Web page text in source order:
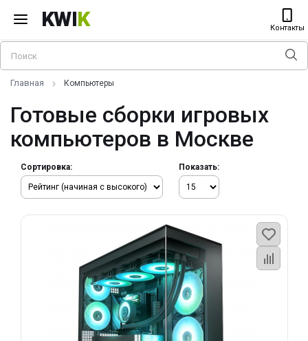
KWIK Контакты
Главная Компьютеры
Готовые сборки игровых
компьютеров в Москве
Сортировка: Показать: